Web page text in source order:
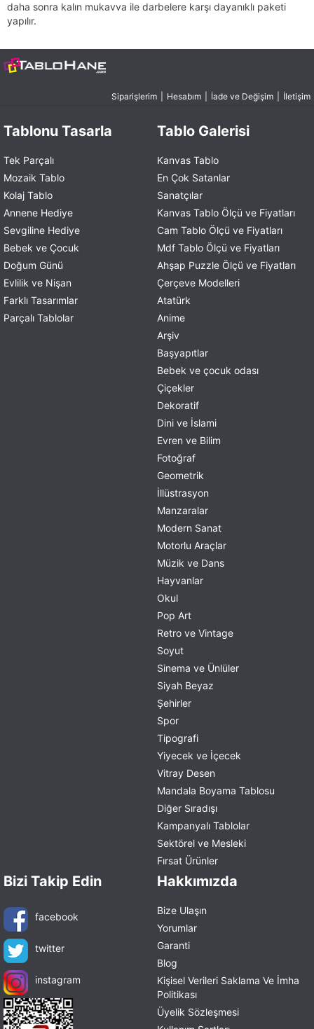
daha sonra kalın mukavva ile darbelere karşı dayanıklı paketi
yapılır.
Siparişlerim Hesabım İade ve Değişim İletişim
Tablonu Tasarla
Tek Parçalı
Mozaik Tablo
Kolaj Tablo
Annene Hediye
Sevgiline Hediye
Bebek ve Çocuk
Doğum Günü
Evlilik ve Nişan
Farklı Tasarımlar
Parçalı Tablolar
Tablo Galerisi
Kanvas Tablo
En Çok Satanlar
Sanatçılar
Kanvas Tablo Ölçü ve Fiyatları
Cam Tablo Ölçü ve Fiyatları
Mdf Tablo Ölçü ve Fiyatları
Ahşap Puzzle Ölçü ve Fiyatları
Çerçeve Modelleri
Atatürk
Anime
Arşiv
Başyapıtlar
Bebek ve çocuk odası
Çiçekler
Dekoratif
Dini ve İslami
Evren ve Bilim
Fotoğraf
Geometrik
İllüstrasyon
Manzaralar
Modern Sanat
Motorlu Araçlar
Müzik ve Dans
Hayvanlar
Okul
Pop Art
Retro ve Vintage
Soyut
Sinema ve Ünlüler
Siyah Beyaz
Şehirler
Spor
Tipografi
Yiyecek ve İçecek
Vitray Desen
Mandala Boyama Tablosu
Diğer Sıradışı
Kampanyalı Tablolar
Sektörel ve Mesleki
Fırsat Ürünler
Bizi Takip Edin
facebook
twitter
instagram
Hakkımızda
Bize Ulaşın
Yorumlar
Garanti
Blog
Kişisel Verileri Saklama Ve İmha
Politikası
Üyelik Sözleşmesi